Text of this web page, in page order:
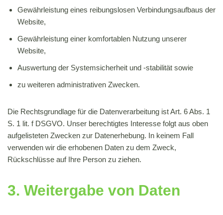
Gewährleistung eines reibungslosen Verbindungsaufbaus der
Website,
Gewährleistung einer komfortablen Nutzung unserer
Website,
Auswertung der Systemsicherheit und -stabilität sowie
zu weiteren administrativen Zwecken.
Die Rechtsgrundlage für die Datenverarbeitung ist Art. 6 Abs. 1
S. 1 lit. f DSGVO. Unser berechtigtes Interesse folgt aus oben
aufgelisteten Zwecken zur Datenerhebung. In keinem Fall
verwenden wir die erhobenen Daten zu dem Zweck,
Rückschlüsse auf Ihre Person zu ziehen.
3. Weitergabe von Daten